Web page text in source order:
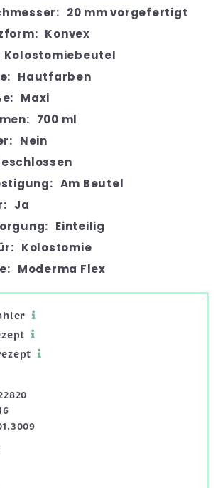
20 mm vorgefertigt
Konvex
Kolostomiebeutel
Hautfarben
Maxi
700 ml
Nein
Am Beutel
Ja
Einteilig
Kolostomie
Moderma Flex